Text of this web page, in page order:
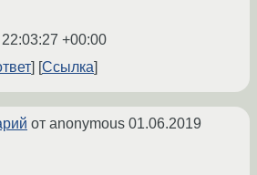
+00:00
Ссылка
от anonymous 01.06.2019